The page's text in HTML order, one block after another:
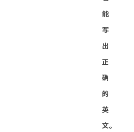
能
写
出
正
确
的
英
文。